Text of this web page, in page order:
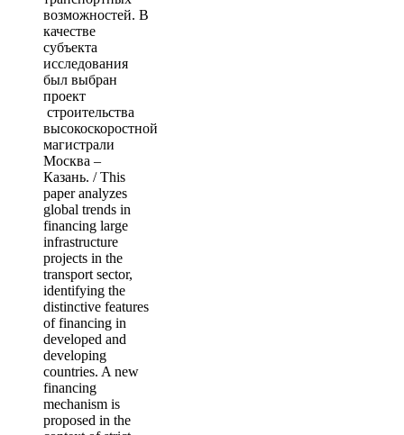
возможностей. В
качестве
субъекта
исследования
был выбран
проект
строительства
высокоскоростной
магистрали
Москва –
Казань. / This
paper analyzes
global trends in
financing large
infrastructure
projects in the
transport sector,
identifying the
distinctive features
of financing in
developed and
developing
countries. A new
financing
mechanism is
proposed in the